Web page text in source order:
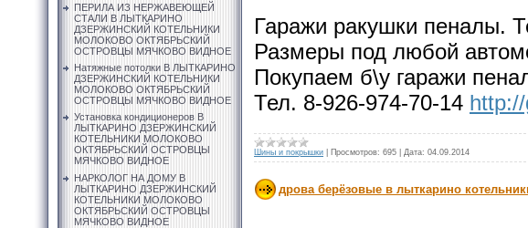
ПЕРИЛА ИЗ НЕРЖАВЕЮЩЕЙ
СТАЛИ В ЛЫТКАРИНО
ДЗЕРЖИНСКИЙ КОТЕЛЬНИКИ
МОЛОКОВО ОКТЯБРЬСКИЙ
ОСТРОВЦЫ МЯЧКОВО ВИДНОЕ
Натяжные потолки В ЛЫТКАРИНО
ДЗЕРЖИНСКИЙ КОТЕЛЬНИКИ
МОЛОКОВО ОКТЯБРЬСКИЙ
ОСТРОВЦЫ МЯЧКОВО ВИДНОЕ
Установка кондиционеров В
ЛЫТКАРИНО ДЗЕРЖИНСКИЙ
КОТЕЛЬНИКИ МОЛОКОВО
ОКТЯБРЬСКИЙ ОСТРОВЦЫ
МЯЧКОВО ВИДНОЕ
НАРКОЛОГ НА ДОМУ В
ЛЫТКАРИНО ДЗЕРЖИНСКИЙ
КОТЕЛЬНИКИ МОЛОКОВО
ОКТЯБРЬСКИЙ ОСТРОВЦЫ
МЯЧКОВО ВИДНОЕ
Гаражи ракушки пеналы.
Размеры под любой
Покупаем б\у гаражи
Тел. 8-926-974-70-14
Шины и покрышки Просмотров: 695 Дата: 04.09.2014
дрова берёзовые в лыткарино